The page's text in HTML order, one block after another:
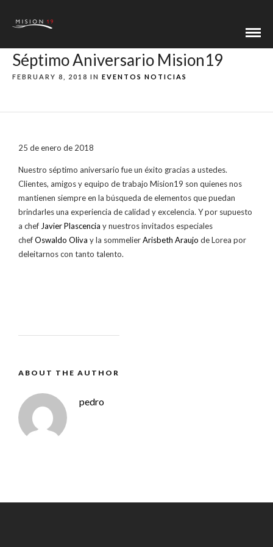
Séptimo Aniversario Mision19
FEBRUARY 8, 2018 IN EVENTOS NOTICIAS
25 de enero de 2018
Nuestro séptimo aniversario fue un éxito gracias a ustedes.
Clientes, amigos y equipo de trabajo Mision19 son quienes nos
mantienen siempre en la búsqueda de elementos que puedan
brindarles una experiencia de calidad y excelencia. Y por supuesto
a chef Javier Plascencia y nuestros invitados especiales
chefOswaldo Oliva y la sommelierArisbeth Araujo de Lorea por
deleitarnos con tanto talento.
ABOUT THE AUTHOR
pedro